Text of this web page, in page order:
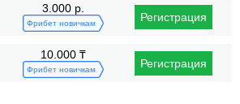
3.000 р.
Фрибет новичкам Регистрация
10.000 ₸
Фрибет новичкам Регистрация